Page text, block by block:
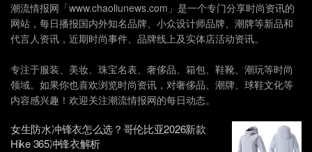
潮流情报网「www.chaoliunews.com」是一个专门分享时尚资讯的
网站，每日播报国内外知名品牌、小众设计师品牌、潮牌等新品和
代言人资讯，近期时尚事件、品牌线上及实体店活动资讯。
专注于服装、美妆、珠宝名表、奢侈品、箱包、鞋靴、潮玩等时尚
领域。如果你也喜欢浏览时尚资讯，对奢侈品、潮牌、球鞋文化等
内容感兴趣！欢迎关注潮流情报网的每日动态。
女生防水冲锋衣怎么选？哥伦比亚2026新款
Hike 365冲锋衣解析